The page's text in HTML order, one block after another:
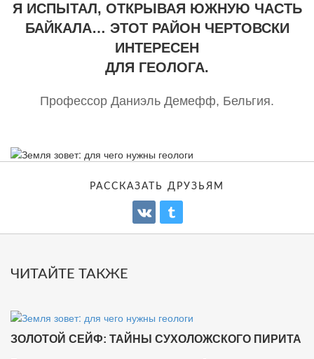
Я ИСПЫТАЛ, ОТКРЫВАЯ ЮЖНУЮ ЧАСТЬ
БАЙКАЛА… ЭТОТ РАЙОН ЧЕРТОВСКИ
ИНТЕРЕСЕН
ДЛЯ ГЕОЛОГА.
Профессор Даниэль Демефф, Бельгия.
РАССКАЗАТЬ ДРУЗЬЯМ
ЧИТАЙТЕ ТАКЖЕ
ЗОЛОТОЙ СЕЙФ: ТАЙНЫ СУХОЛОЖСКОГО ПИРИТА